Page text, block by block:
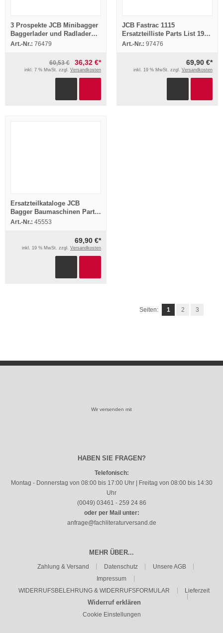
3 Prospekte JCB Minibagger
Baggerlader und Radlader
Produktpalette
Art.-Nr.: 76479
60,53 € 36,32 €*
inkl. 7 % MwSt. zzgl. Versandkosten
JCB Fastrac 1115
Ersatzteilliste Parts List 1994
Microfich
Art.-Nr.: 97476
69,90 €*
inkl. 19 % MwSt. zzgl. Versandkosten
Ersatzteilkataloge JCB
Bagger Baumaschinen Parts
Ersatzteillisten ca. 200 Stück
Art.-Nr.: 45553
69,90 €*
inkl. 19 % MwSt. zzgl. Versandkosten
Seiten: 1 2 3
Wir versenden mit
HABEN SIE FRAGEN?
Telefonisch:
Montag - Donnerstag von 08:00 bis 17:00 Uhr | Freitag von 08:00 bis 14:30
Uhr
(0049) 03461 - 259 24 86
oder per Mail unter:
anfrage@fachliteraturversand.de
MEHR ÜBER...
Zahlung & Versand Datenschutz
Unsere AGB
Impressum
WIDERRUFSBELEHRUNG & WIDERRUFSFORMULAR
Lieferzeit
Widerruf erklären
Cookie Einstellungen